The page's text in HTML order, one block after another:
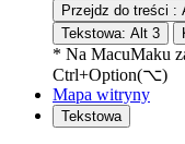
Przejdz do treści :
Tekstowa: Alt 3
* Na MacuMaku
Ctrl+Option(⌥)
Mapa witryny
Tekstowa